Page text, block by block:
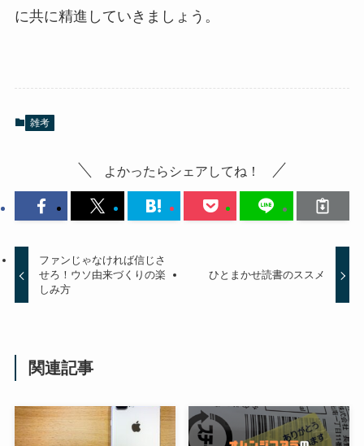
に共に精進していきましょう。
雑考
よかったらシェアしてね！
ファンじゃなければ信じさ
せろ！ウソ由来づくりの楽
しみ方
ひとまかせ読書のススメ
関連記事